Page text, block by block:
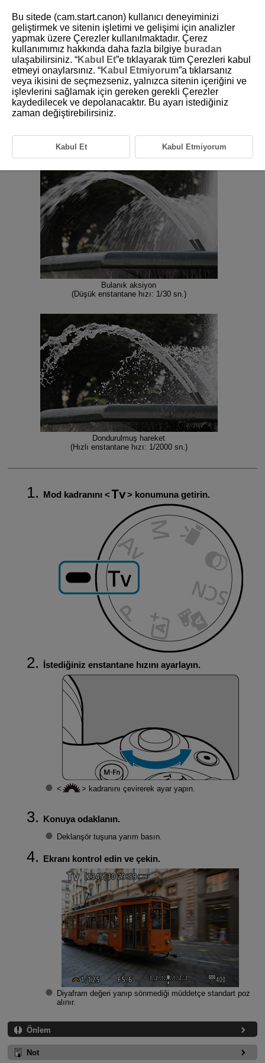
D101-043
Enstantane Öncelikli AE Modu (Tv)
Bu modda, enstantane hızını siz ayarlarsınız ve fotoğraf makinesi konu
parlaklığına uygun standart pozu elde etmek için diyafram değerini
otomatik olarak belirler. Hızlı bir enstantane hızı kullanıldığında, aksiyon
vererek bir bulanıklaştırma efekti yaratır.
Süre değeri anlamına gelir.
Bulanık aksiyon
(Düşük enstantane hızı: 1/30 sn.)
Dondurulmuş hareket
(Hızlı enstantane hızı: 1/2000 sn.)
Mod kadranını konumuna getirin.
İstediğiniz enstantane hızını ayarlayın.
kadranını çevirerek ayar yapın.
Konuya odaklanın.
Deklanşör tuşuna yarım basın.
Ekranı kontrol edin ve çekin.
Diyafram değeri yanıp sönmediği müddetçe standart poz
alınır.
Önlem
Not
Bu sitede (cam.start.canon) kullanıcı deneyiminizi
geliştirmek ve sitenin işletimi ve gelişimi için analizler
yapmak üzere Çerezler kullanılmaktadır. Çerez
kullanımımız hakkında daha fazla bilgiye buradan
ulaşabilirsiniz. “Kabul Et”e tıklayarak tüm Çerezleri kabul
etmeyi onaylarsınız. “Kabul Etmiyorum”a tıklarsanız
veya ikisini de seçmezseniz, yalnızca sitenin içeriğini ve
işlevlerini sağlamak için gereken gerekli Çerezler
kaydedilecek ve depolanacaktır. Bu ayarı istediğiniz
zaman değiştirebilirsiniz.
Kabul Et Kabul Etmiyorum